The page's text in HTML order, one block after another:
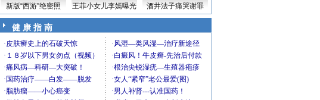
新版“西游”绝密照 王菲小女儿李嫣曝光 酒井法子痛哭谢罪
健 康 指 南